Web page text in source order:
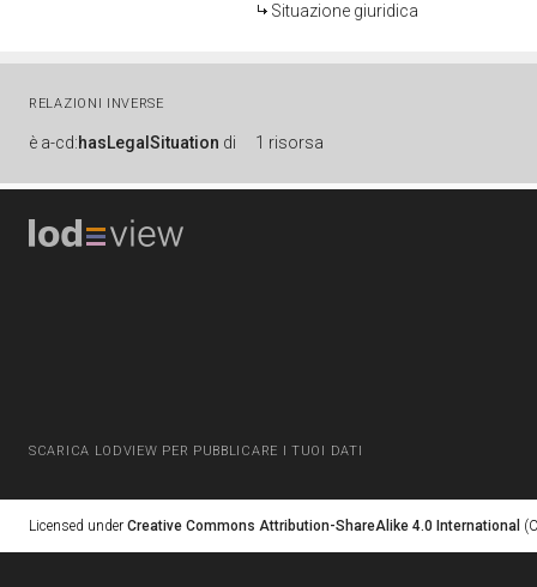
Situazione giuridica
RELAZIONI INVERSE
è a-cd:hasLegalSituation di 1 risorsa
SCARICA LODVIEW PER PUBBLICARE I TUOI DATI
Licensed under Creative Commons Attribution-ShareAlike 4.0 International